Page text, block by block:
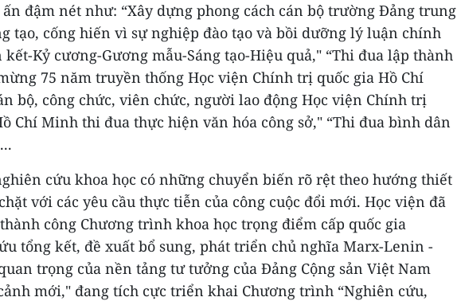
đậm nét như: “Xây dựng phong cách cán bộ trường Đảng trung
tạo, cống hiến vì sự nghiệp đào tạo và bồi dưỡng lý luận chính
Kỷ cương-Gương mẫu-Sáng tạo-Hiệu quả," “Thi đua lập thành
75 năm truyền thống Học viện Chính trị quốc gia Hồ Chí
bộ, công chức, viên chức, người lao động Học viện Chính trị
Chí Minh thi đua thực hiện văn hóa công sở," “Thi đua bình dân
cứu khoa học có những chuyển biến rõ rệt theo hướng thiết
với các yêu cầu thực tiễn của công cuộc đổi mới. Học viện đã
công Chương trình khoa học trọng điểm cấp quốc gia
tổng kết, đề xuất bổ sung, phát triển chủ nghĩa Marx-Lenin -
trọng của nền tảng tư tưởng của Đảng Cộng sản Việt Nam
mới," đang tích cực triển khai Chương trình “Nghiên cứu,